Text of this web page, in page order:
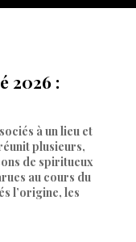
2026 :
à un lieu et
plusieurs,
de spiritueux
au cours du
l’origine, les